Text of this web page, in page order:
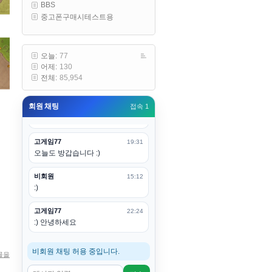
을
BBS
중고폰구매시테스트용
오늘: 77
어제: 130
전체: 85,954
회원 채팅 접속 1
구요
니다. 벌써 12시가 넘었었네요
esils
어후 주무세요
고게임77 00:20
(__)수고하십시용!
고게임77 19:31
오늘도 방갑습니다 :)
비회원 15:12
:)
고게임77 22:24
:) 안녕하세요
비회원 채팅 허용 중입니다.